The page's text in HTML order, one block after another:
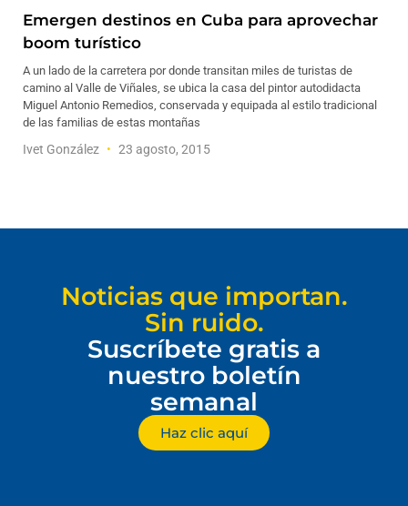
Emergen destinos en Cuba para aprovechar
boom turístico
A un lado de la carretera por donde transitan miles de turistas de
camino al Valle de Viñales, se ubica la casa del pintor autodidacta
Miguel Antonio Remedios, conservada y equipada al estilo tradicional
de las familias de estas montañas
Ivet González 23 agosto, 2015
Noticias que importan.
Sin ruido.
Suscríbete gratis a
nuestro boletín
semanal
Haz clic aquí